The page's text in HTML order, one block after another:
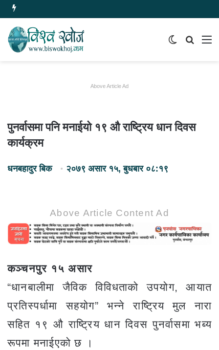
समाचार
Switch
Above Article Ad
पुनर्वासमा पनि मनाईयो १९ औ राष्ट्रिय धान दिवस
कार्यक्रम
धनबहादुर बिक २०७९ असार १५, बुधबार ०८:१९
Above Article Content Ad
कञ्चनपुर १५ असार
“धानबालीमा जैविक विविधताको उपयोग, आयात
प्रतिस्पर्धामा सहयोग” भन्ने राष्ट्रिय मुल नारा
सहित १९ औ राष्ट्रिय धान दिवस पुनर्वासमा भब्य
रूपमा मनाईएको छ ।